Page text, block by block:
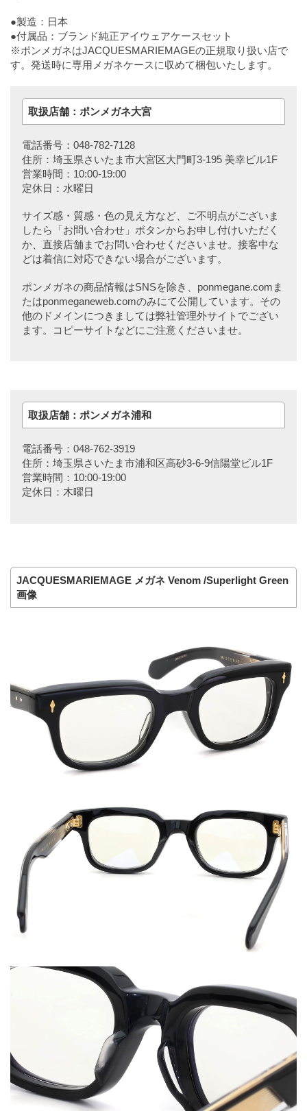
●製造：日本
●付属品：ブランド純正アイウェアケースセット
※ポンメガネはJACQUESMARIEMAGEの正規取り扱い店で
す。発送時に専用メガネケースに収めて梱包いたします。
取扱店舗：ポンメガネ大宮
電話番号：048-782-7128
住所：埼玉県さいたま市大宮区大門町3-195 美幸ビル1F
営業時間：10:00-19:00
定休日：水曜日
サイズ感・質感・色の見え方など、ご不明点がございま
したら「お問い合わせ」ボタンからお申し付けいただく
か、直接店舗までお問い合わせくださいませ。接客中な
どは着信に対応できない場合がございます。
ポンメガネの商品情報はSNSを除き、ponmegane.comま
たはponmeganeweb.comのみにて公開しています。その
他のドメインにつきましては弊社管理外サイトでござい
ます。コピーサイトなどにご注意くださいませ。
取扱店舗：ポンメガネ浦和
電話番号：048-762-3919
住所：埼玉県さいたま市浦和区高砂3-6-9信陽堂ビル1F
営業時間：10:00-19:00
定休日：木曜日
JACQUESMARIEMAGE メガネ Venom /Superlight Green
画像